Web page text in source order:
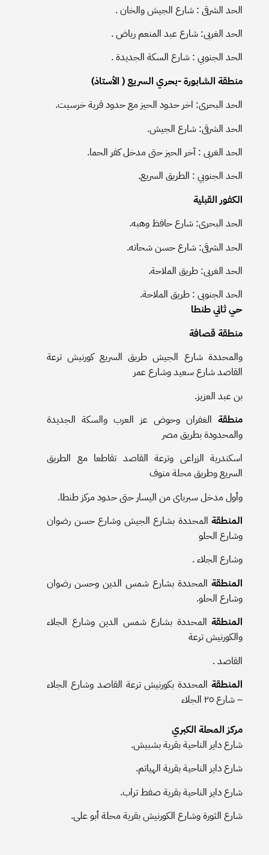
الحد الشرقى : شارع الجيش والخان .
الحد الغربى: شارع عبد المنعم رياض .
الحد الجنوبي : شارع السكة الجديدة .
منطقة الشابورة -بحري السريع ( الأستاذ)
الحد البحرى: اخر حدود الحيز مع حدود قرية خرسيت.
الحد الشرقى: شارع الجيش.
الحد الغربى : آخر الحيز حتى مدخل كفر الحما.
الحد الجنوبي : الطريق السريع.
الكفور القبلية
الحد البحرى: شارع حافظ وهبه.
الحد الشرقى: شارع حسن شحاته.
الحد الغربى: طريق الملاحة.
الحد الجنوبى : طريق الملاحة.
حي ثاني طنطا
منطقة قصافة
والمحددة شارع الجيش طريق السريع كورنيش ترعة
القاصد شارع سعيد وشارع عمر
بن عبد العزيز.
منطقة الغفران وحوض عز العرب والسكة الجديدة
والمحدودة بطريق مصر
اسكندرية الزراعى وترعة القاصد تقاطعا مع الطريق
السريع وطريق محلة منوف
وأول مدخل سبربای من اليسار حتی حدود مرکز طنطا.
المنطقة المحددة بشارع الجيش وشارع حسن رضوان
وشارع الحلو
وشارع الجلاء .
المنطقة المحددة بشارع شمس الدين وحسن رضوان
وشارع الحلو.
المنطقة المحددة بشارع شمس الدين وشارع الجلاء
والكورنيش ترعة
القاصد .
المنطقة المحددة بكورنيش ترعة القاصد وشارع الجلاء
– شارع ٢٥ الجلاء
مركز المحلة الكبري
شارع داير الناحية بقرية بشبيش.
شارع داير الناحية بقرية الهياتم.
شارع داير الناحية بقرية صفط تراب.
شارع الثورة وشارع الكورنيش بقرية محلة أبو على.